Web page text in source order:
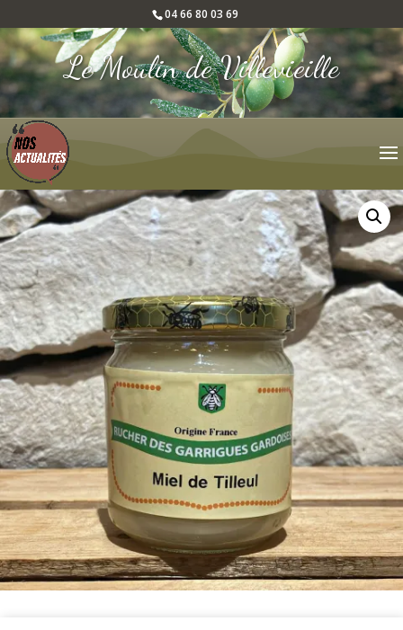
04 66 80 03 69
Le Moulin de Villevieille